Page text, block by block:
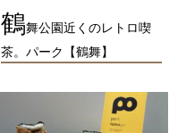
鶴舞公園近くのレトロ喫
茶。パーク【鶴舞】